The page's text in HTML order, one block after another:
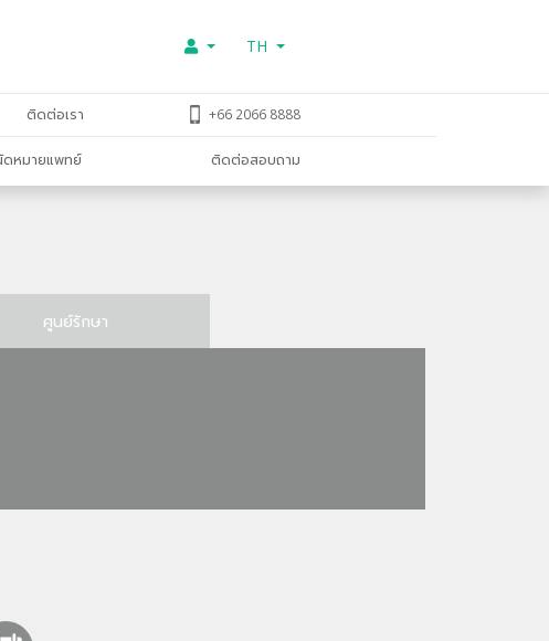
TH
ติดต่อเรา +66 2066 8888
ดหมายแพทย์ ติดต่อสอบถาม
ศูนย์รักษา